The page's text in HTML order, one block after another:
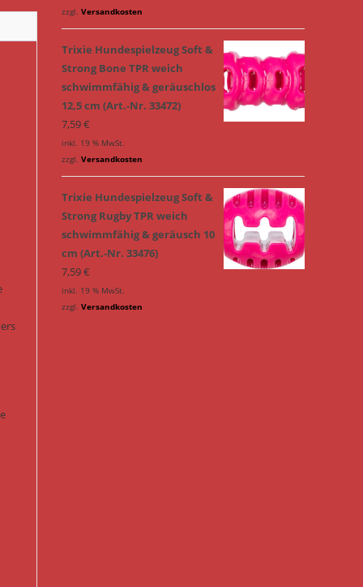
zzgl. Versandkosten
Trixie Hundespielzeug Soft &
Strong Bone TPR weich
schwimmfähig & geräuschlos
12,5 cm (Art.-Nr. 33472)
7,59€
inkl. 19 % MwSt.
zzgl. Versandkosten
Trixie Hundespielzeug Soft &
Strong Rugby TPR weich
schwimmfähig & geräusch 10
cm (Art.-Nr. 33476)
7,59€
inkl. 19 % MwSt.
zzgl. Versandkosten